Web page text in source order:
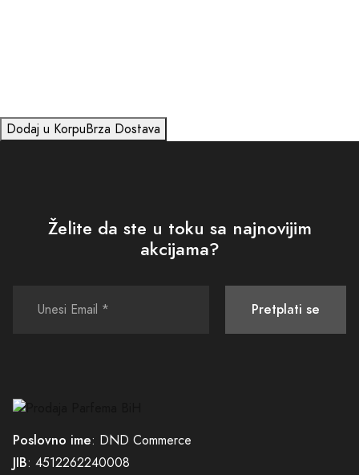
Dodaj u KorpuBrza Dostava
Želite da ste u toku sa najnovijim
akcijama?
Pretplati se
Poslovno ime: DND Commerce
JIB: 4512262240008